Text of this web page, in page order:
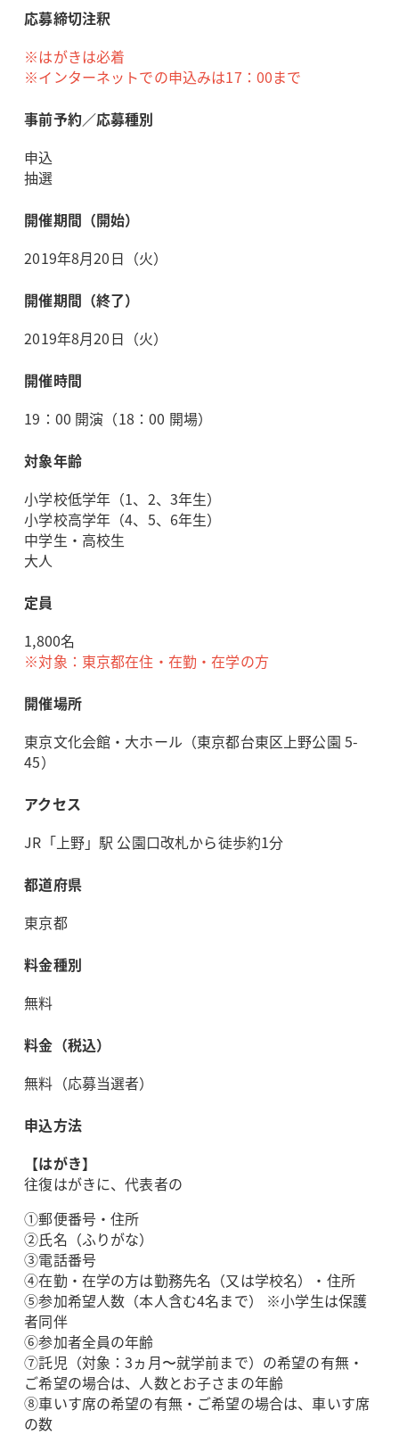
応募締切注釈
※はがきは必着
※インターネットでの申込みは17：00まで
事前予約／応募種別
申込
抽選
開催期間（開始）
2019年8月20日（火）
開催期間（終了）
2019年8月20日（火）
開催時間
19：00 開演（18：00 開場）
対象年齢
小学校低学年（1、2、3年生）
小学校高学年（4、5、6年生）
中学生・高校生
大人
定員
1,800名
※対象：東京都在住・在勤・在学の方
開催場所
東京文化会館・大ホール（東京都台東区上野公園 5-
45）
アクセス
JR「上野」駅 公園口改札から徒歩約1分
都道府県
東京都
料金種別
無料
料金（税込）
無料（応募当選者）
申込方法
【はがき】
往復はがきに、代表者の
①郵便番号・住所
②氏名（ふりがな）
③電話番号
④在勤・在学の方は勤務先名（又は学校名）・住所
⑤参加希望人数（本人含む4名まで） ※小学生は保護
者同伴
⑥参加者全員の年齢
⑦託児（対象：3ヵ月〜就学前まで）の希望の有無・
ご希望の場合は、人数とお子さまの年齢
⑧車いす席の希望の有無・ご希望の場合は、車いす席
の数